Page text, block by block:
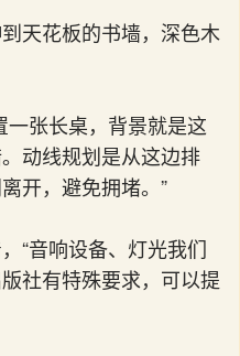
天花板的书墙，深色木
一张长桌，背景就是这
动线规划是从这边排
开，避免拥堵。”
“音响设备、灯光我们
社有特殊要求，可以提